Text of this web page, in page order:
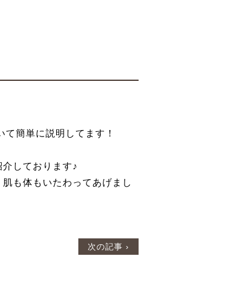
簡単に説明してます！
しております♪
も体もいたわってあげまし
次の記事 ›